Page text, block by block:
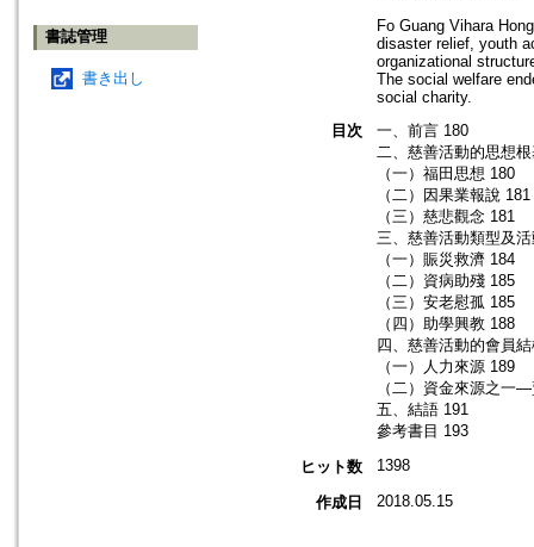
書誌管理
書き出し
Fo Guang Vihara
disaster relief, youth
organizational
The social welfare
social charity.
目次
一、前言 180
二、慈善活動的思想
（一）福田思想 180
（二）因果業報說 181
（三）慈悲觀念 181
三、慈善活動類型及
（一）賑災救濟 184
（二）資病助殘 185
（三）安老慰孤 185
（四）助學興教 188
四、慈善活動的會員
（一）人力來源 189
（二）資金來源之一
五、結語 191
參考書目 193
ヒット数
1398
作成日 2018.05.15